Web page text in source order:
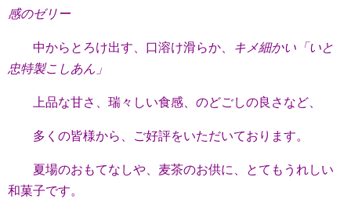
感のゼリー
中からとろけ出す、口溶け滑らか、 キメ細かい 「 いと
忠特製こしあん」
上品な甘さ、瑞々しい食感、のどごしの良さなど、
多くの皆様から、ご好評をいただいております。
夏場のおもてなしや、麦茶のお供に、とてもうれしい
和菓子です。